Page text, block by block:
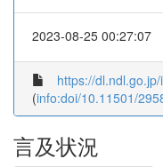
2023-08-25 00:27:07
https://
(info:doi/10.11501/
言及状況